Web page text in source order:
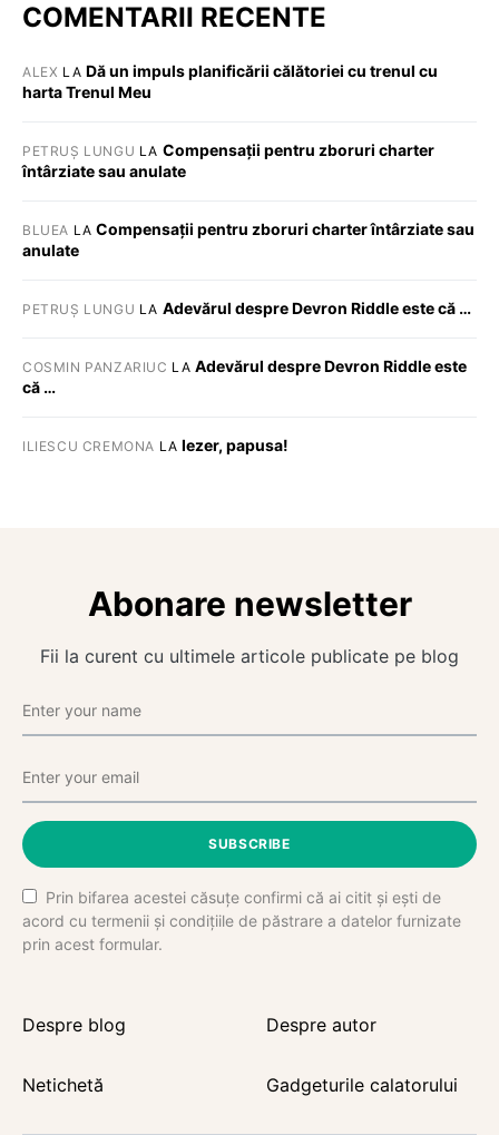
COMENTARII RECENTE
ALEX LA Dă un impuls planificării călătoriei cu trenul cu
harta Trenul Meu
PETRUȘ LUNGU LA Compensații pentru zboruri charter
întârziate sau anulate
BLUEA LACompensații pentru zboruri charter întârziate sau
anulate
PETRUȘ LUNGU LA Adevărul despre Devron Riddle este că …
COSMIN PANZARIUC LA Adevărul despre Devron Riddle este
că …
ILIESCU CREMONA LA Iezer, papusa!
Abonare newsletter
Fii la curent cu ultimele articole publicate pe blog
SUBSCRIBE
Prin bifarea acestei căsuțe confirmi că ai citit și ești de
acord cu termenii și condițiile de păstrare a datelor furnizate
prin acest formular.
Despre blog Despre autor
Netichetă Gadgeturile calatorului